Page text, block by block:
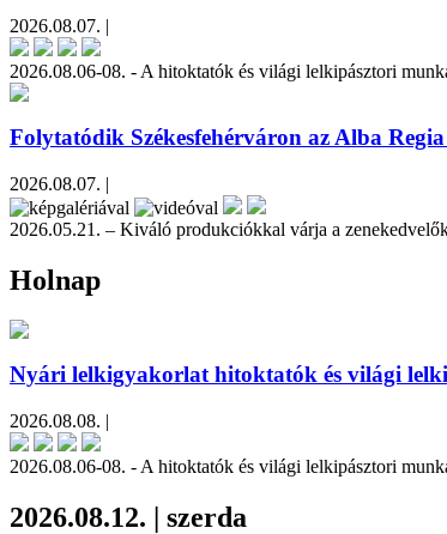
2026.08.07. |
2026.08.06-08. - A hitoktatók és világi lelkipásztori
Folytatódik Székesfehérváron az Alba
2026.08.07. |
2026.05.21. – Kiváló produkciókkal várja a
Holnap
Nyári lelkigyakorlat hitoktatók és világi
2026.08.08. |
2026.08.06-08. - A hitoktatók és világi lelkipásztori
2026.08.12. | szerda